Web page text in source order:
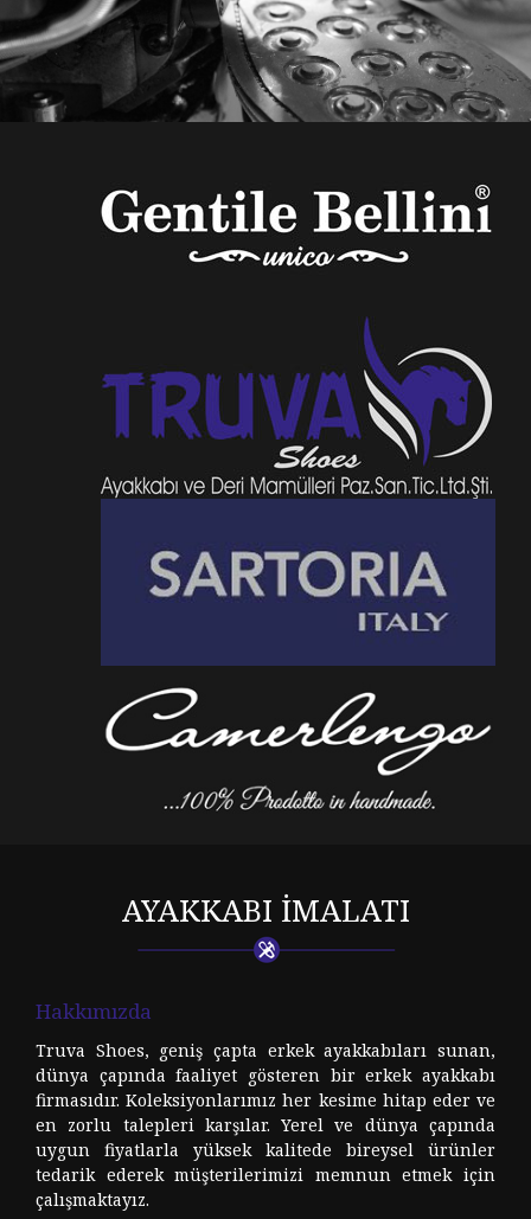
AYAKKABI İMALATI
Hakkımızda
Truva Shoes, geniş çapta erkek ayakkabıları sunan,
dünya çapında faaliyet gösteren bir erkek ayakkabı
firmasıdır. Koleksiyonlarımız her kesime hitap eder ve
en zorlu talepleri karşılar. Yerel ve dünya çapında
uygun fiyatlarla yüksek kalitede bireysel ürünler
tedarik ederek müşterilerimizi memnun etmek için
çalışmaktayız.